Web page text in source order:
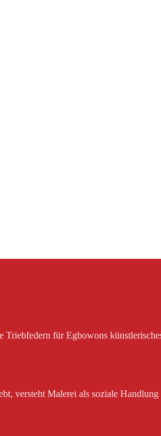
für Egbowons
versteht Malerei als soziale